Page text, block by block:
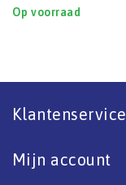
Op voorraad
Klantenservice
Mijn account